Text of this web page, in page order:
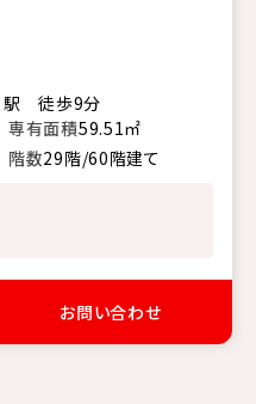
駅 徒歩9分
専有面積59.51㎡
階数29階/60階建て
お問い合わせ